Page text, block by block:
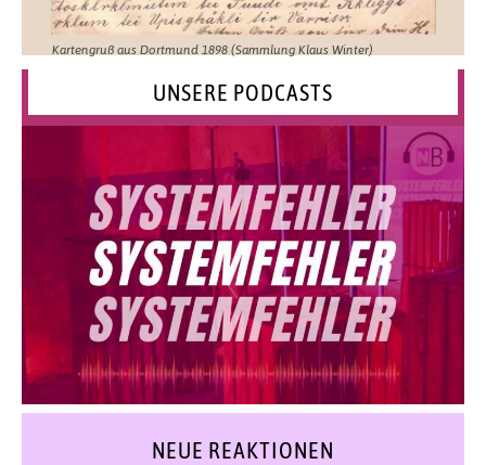
Kartengruß aus Dortmund 1898 (Sammlung Klaus Winter)
UNSERE PODCASTS
NEUE REAKTIONEN